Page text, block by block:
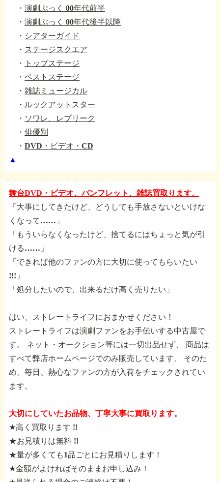
・ 演劇ぶっく 00年代前半
・ 演劇ぶっく 00年代後半以降
・ シアターガイド
・ ステージスクエア
・
トップステージ
・ ベストステージ
・ 雑誌ミュージカル
・ ルックアットスター
・ ソワレ、レプリーク
・ 俳優別
・ DVD・ビデオ・CD
▲
舞台DVD・ビデオ、パンフレット、雑誌買取ります。
「大事にしてきたけど、どうしても手放さないといけな
くなって……」
「もういらなくなったけど、捨てるにはちょっと気が引
ける……」
「できれば他のファンの方に大切に使ってもらいたい
!!!」
「処分したいので、出来るだけ高く売りたい」
はい、ストレートライフにおまかせください！
ストレートライフは演劇ファンをお手伝いする中古屋で
す。
ネット・オークション等には一切出品せず、
商品は
すべて弊店ホームページでのみ販売しています。
そのた
め、毎日、熱心なファンの方が入荷をチェックされてい
ます。
大切にしていたお品物、丁寧大事に買取ります。
★高く買取ります !!
★お見積りは無料 !!
★量が多くても1品ごとにお見積りします！
★金額がよければそのままお申し込み！